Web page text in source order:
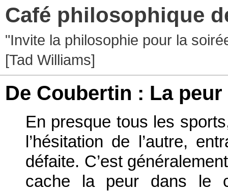
Café philosophique
"Invite la philosophie pour la
[Tad Williams]
De Coubertin : La
En presque tous les
l’hésitation de l’autre,
défaite. C’est
cache la peur dans le